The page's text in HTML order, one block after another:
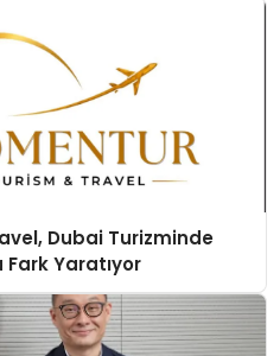
Dubai Turizminde
Fark Yaratıyor